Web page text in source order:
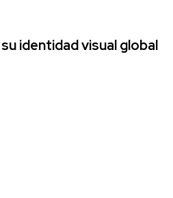
identidad visual global